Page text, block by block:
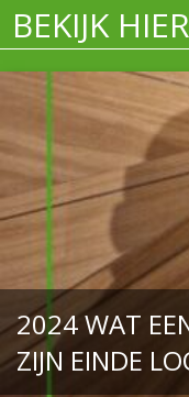
BEKIJK
2024 WAT
ZIJN EINDE